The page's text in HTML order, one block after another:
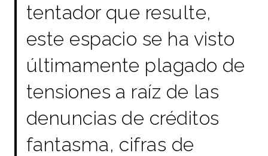
tentador que resulte,
este espacio se ha visto
últimamente plagado de
tensiones a raíz de las
denuncias de créditos
fantasma, cifras de